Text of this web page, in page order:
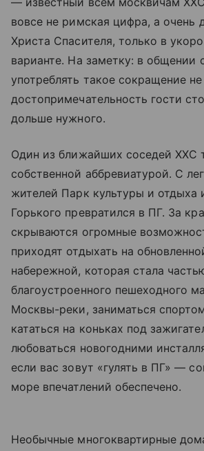
вовсе не римская цифра, а очень
Христа Спасителя, только в
варианте. На заметку: в общении
употреблять такое сокращение
достопримечательность гости
дольше нужного.
Один из ближайших соседей ХХС
собственной аббревиатурой. С
жителей Парк культуры и
Горького превратился в ПГ. За
скрываются огромные
приходят отдыхать на
набережной, которая стала
благоустроенного пешеходного
Москвы-реки, заниматься
кататься на коньках под
любоваться новогодними
если вас зовут «гулять в ПГ» —
море впечатлений обеспечено.
Необычные многоквартирные